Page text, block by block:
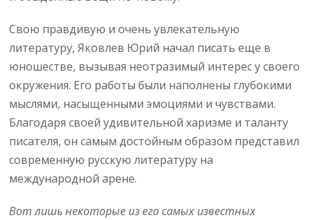
Свою правдивую и очень увлекательную
литературу, Яковлев Юрий начал писать еще в
юношестве, вызывая неотразимый интерес у своего
окружения. Его работы были наполнены глубокими
мыслями, насыщенными эмоциями и чувствами.
Благодаря своей удивительной харизме и таланту
писателя, он самым достойным образом представил
современную русскую литературу на
международной арене.
Вот лишь некоторые из его самых известных